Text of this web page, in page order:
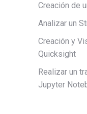
Creación de
Analizar un
Creación y
Quicksight
Realizar un
Jupyter